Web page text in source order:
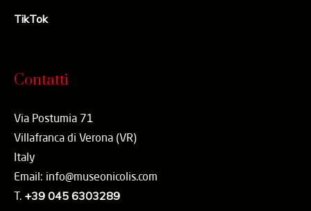
TikTok
Contatti
Via Postumia 71
Villafranca di Verona (VR)
Italy
Email: info@museonicolis.com
T. +39 045 6303289